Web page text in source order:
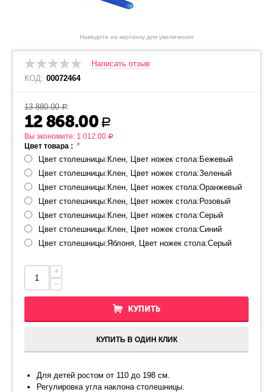
Наведите на картинку для увеличения
Написать отзыв
КОД: 00072464
13 880.00 Р
12 868.00 Р
Вы экономите: 1 012.00 Р
Цвет товара :
Цвет столешницы:Клен, Цвет ножек стола:Бежевый
Цвет столешницы:Клен, Цвет ножек стола:Зеленый
Цвет столешницы:Клен, Цвет ножек стола:Оранжевый
Цвет столешницы:Клен, Цвет ножек стола:Розовый
Цвет столешницы:Клен, Цвет ножек стола:Серый
Цвет столешницы:Клен, Цвет ножек стола:Синий
Цвет столешницы:Яблоня, Цвет ножек стола:Серый
+
−
КУПИТЬ
КУПИТЬ В ОДИН КЛИК
Для детей ростом от 110 до 198 см.
Регулировка угла наклона столешницы.